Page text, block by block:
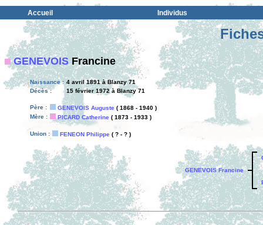
Accueil Individus
GENEVOISFrancine
Naissance : 4 avril 1891 à Blanzy 71
Décès :
15 février 1972 à Blanzy 71
Père : GENEVOIS Auguste ( 1868 - 1940 )
Mère :
PICARD Catherine ( 1873 - 1933 )
Union : FENEON Philippe ( ? - ? )
GENEVOIS Francine